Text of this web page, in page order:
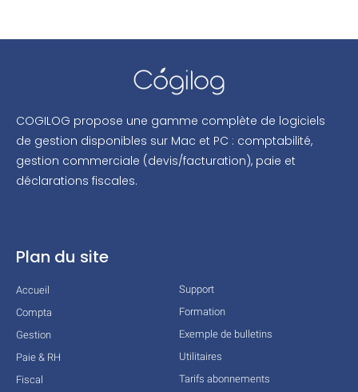
COGILOG propose une gamme complète de logiciels
de gestion disponibles sur Mac et PC : comptabilité,
gestion commerciale (devis/facturation), paie et
déclarations fiscales.
Plan du site
Accueil
Compta
Gestion
Paie & RH
Fiscal
Support
Formation
Exemple de bulletins
Utilitaires
Tarifs abonnements